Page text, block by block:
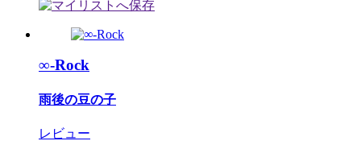
∞-Rock
雨後の豆の子
レビュー